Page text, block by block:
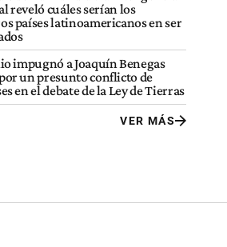
reveló cuáles serían los
países latinoamericanos en ser
impugnó a Joaquín Benegas
un presunto conflicto de
en el debate de la Ley de Tierras
VER MÁS